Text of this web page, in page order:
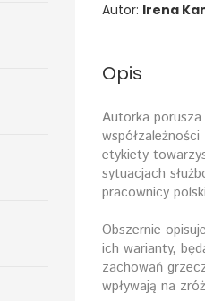
Autor: Irena
Opis
Autorka
etykiety
sytuacjach
pracownicy
Obszernie
ich warianty,
zachowań
wpływają na